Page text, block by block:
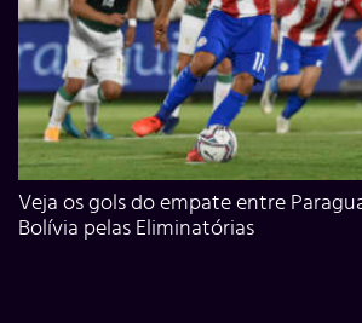
Veja os gols do empate entre
Bolívia pelas Eliminatórias